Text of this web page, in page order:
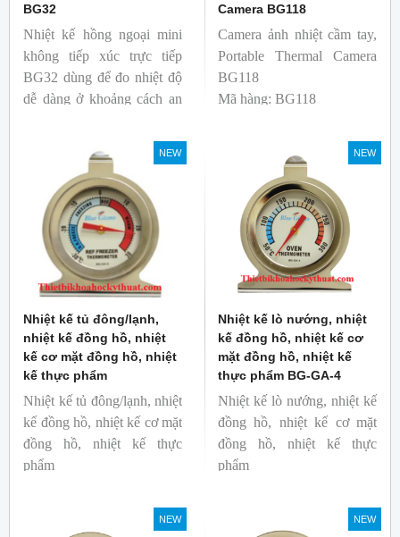
BG32
Nhiệt kế hồng ngoại mini
không tiếp xúc trực tiếp
BG32 dùng để đo nhiệt độ
dễ dàng ở khoảng cách an
độ phát xạ nhanh và cố
định giúp người mới bắt
đầu sử dụng dễ dàng.
Camera BG118
Camera ảnh nhiệt cầm tay,
Portable Thermal Camera
BG118
Mã hàng: BG118
NEW
Nhiệt kế tủ đông/lạnh,
nhiệt kế đồng hồ, nhiệt
kế cơ mặt đồng hồ, nhiệt
kế thực phẩm
Nhiệt kế tủ đông/lạnh, nhiệt
kế đồng hồ, nhiệt kế cơ mặt
đồng hồ, nhiệt kế thực
phẩm
Thương hiệu: Blue Gizmo
NEW
Nhiệt kế lò nướng, nhiệt
kế đồng hồ, nhiệt kế cơ
mặt đồng hồ, nhiệt kế
thực phẩm BG-GA-4
Nhiệt kế lò nướng, nhiệt kế
đồng hồ, nhiệt kế cơ mặt
đồng hồ, nhiệt kế thực
phẩm
Thương hiệu: Blue Gizmo
NEW NEW